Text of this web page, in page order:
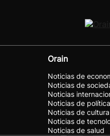
Orain
Noticias de
Noticias de
Noticias
Noticias de política
Noticias de cultura
Noticias de
Noticias de salud